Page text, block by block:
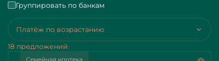
Группировать по банкам
Платёж по возрастанию
18 предложений
Семейная ипотека